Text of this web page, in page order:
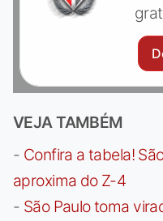
VEJA TAMBÉM
- Confira a tabela!
aproxima do Z-4
- São Paulo toma